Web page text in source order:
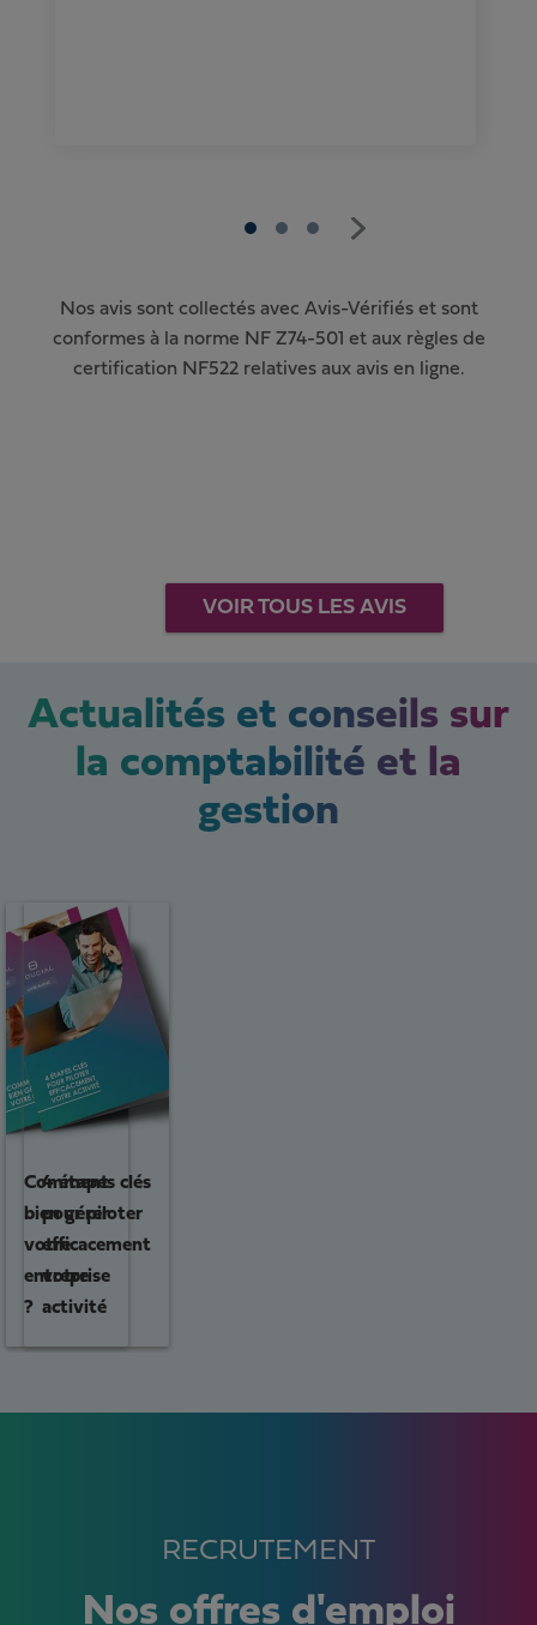
Nos avis sont collectés avec Avis-Vérifiés et sont
conformes à la norme NF Z74-501 et aux règles de
certification NF522 relatives aux avis en ligne.
VOIR TOUS LES AVIS
Actualités et conseils sur
la comptabilité et la
gestion
Comment
bien gérer
votre
entreprise
?
4 étapes clés
pour piloter
efficacement
votre
activité
RECRUTEMENT
Nos offres d'emploi